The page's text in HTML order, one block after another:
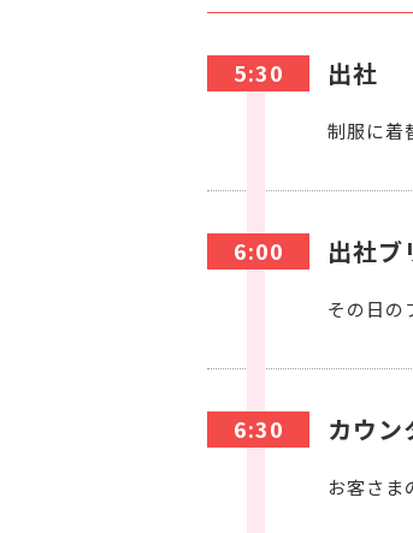
5:30 出社
制服に着
6:00 出社ブ
その日の
6:30 カウン
お客さま